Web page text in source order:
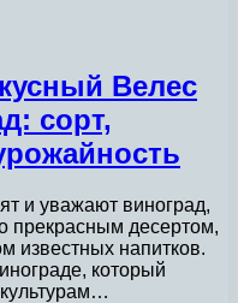
Велес
сорт,
и уважают виноград,
прекрасным десертом,
известных напитков.
который